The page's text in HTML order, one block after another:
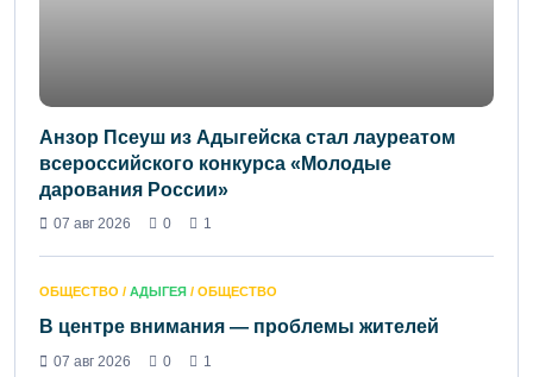
Анзор Псеуш из Адыгейска стал лауреатом
всероссийского конкурса «Молодые
дарования России»
07 авг 2026 0 1
ОБЩЕСТВО / АДЫГЕЯ / ОБЩЕСТВО
В центре внимания — проблемы жителей
07 авг 2026 0 1